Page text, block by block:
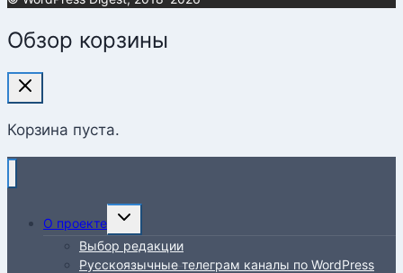
Обзор корзины
Корзина пуста.
О проекте
Переключить
дочернее
меню
Выбор редакции
Русскоязычные телеграм каналы по WordPress